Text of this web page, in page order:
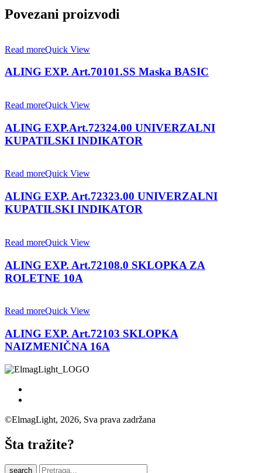
Povezani proizvodi
Read moreQuick View
ALING EXP. Art.70101.SS Maska BASIC
Read moreQuick View
ALING EXP.Art.72324.00 UNIVERZALNI
KUPATILSKI INDIKATOR
Read moreQuick View
ALING EXP. Art.72323.00 UNIVERZALNI
KUPATILSKI INDIKATOR
Read moreQuick View
ALING EXP. Art.72108.0 SKLOPKA ZA
ROLETNE 10A
Read moreQuick View
ALING EXP. Art.72103 SKLOPKA
NAIZMENIČNA 16A
©ElmagLight, 2026, Sva prava zadržana
Šta tražite?
search